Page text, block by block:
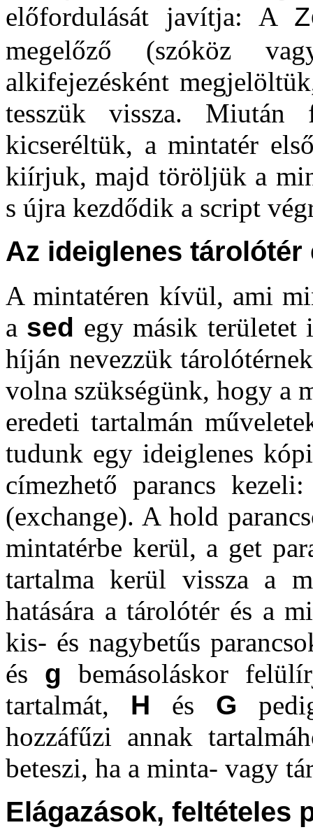
előfordulását javítja: A
megelőző (szóköz
alkifejezésként
tesszük vissza. Miután
kicseréltük, a mintatér
kiírjuk, majd töröljük a
s újra kezdődik a script
Az ideiglenes tárolótér
A mintatéren kívül, ami
a sed egy másik
híján nevezzük
volna szükségünk, hogy a
eredeti tartalmán
tudunk egy ideiglenes
címezhető parancs
(exchange). A hold
mintatérbe kerül, a get
tartalma kerül vissza a
hatására a tárolótér és a
kis- és nagybetűs
és g bemásoláskor
tartalmát, H és G
hozzáfűzi annak
beteszi, ha a minta- vagy
Elágazások, feltételes